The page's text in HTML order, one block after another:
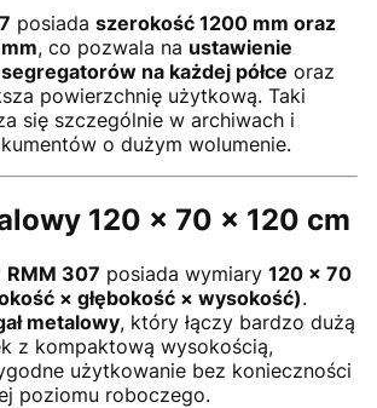
posiada szerokość 1200 mm oraz
, co pozwala na ustawienie
na każdej półce oraz
powierzchnię użytkową. Taki
się szczególnie w archiwach i
o dużym wolumenie.
120 × 70 × 120 cm
RMM 307 posiada wymiary 120 × 70
× głębokość × wysokość).
metalowy, który łączy bardzo dużą
z kompaktową wysokością,
użytkowanie bez konieczności
poziomu roboczego.